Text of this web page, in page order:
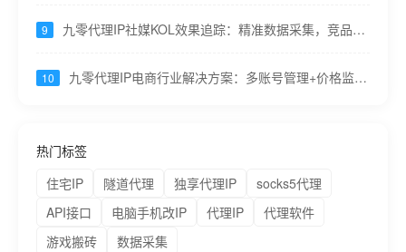
9
九零代理IP社媒KOL效果追踪：精准数据采集，竞品分
10
九零代理IP电商行业解决方案：多账号管理+价格监控
热门标签
住宅IP
隧道代理 独享代理IP
socks5代理
API接口
电脑手机改IP 代理IP
代理软件
游戏搬砖
数据采集